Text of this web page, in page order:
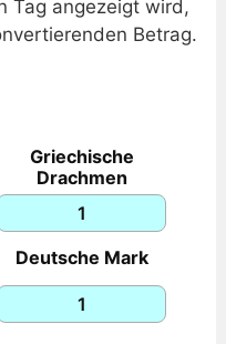
Tag angezeigt wird,
Betrag.
Griechische
Drachmen
Deutsche Mark